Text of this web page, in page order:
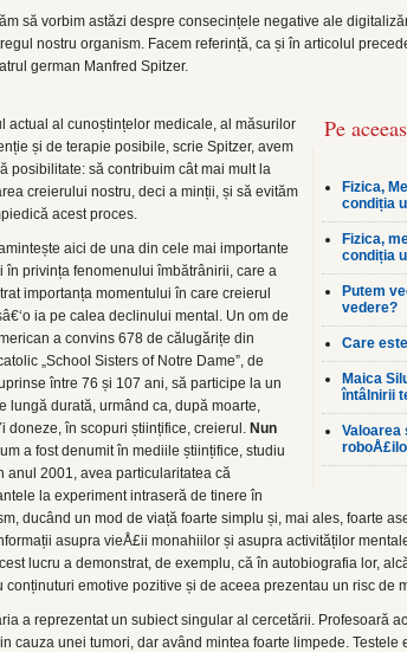
să vorbim astăzi despre consecințele negative ale
nostru organism. Facem referință, ca și în articolul
german Manfred Spitzer.
Pe
Fizica,
condiția
Fizica,
condiția
Putem
vedere?
Care
Maica
întâlnirii
Valoarea
actual al cunoștințelor medicale, al măsurilor
și de terapie posibile, scrie Spitzer, avem
posibilitate: să contribuim cât mai mult la
creierului nostru, deci a minții, și să evităm
acest proces.
aici de una din cele mai importante
în privința fenomenului îmbătrânirii, care a
importanța momentului în care creierul
ia pe calea declinului mental. Un om de
a convins 678 de călugărițe din
„School Sisters of Notre Dame”, de
între 76 și 107 ani, să participe la un
lungă durată, urmând ca, după moarte,
doneze, în scopuri științifice, creierul. Nun
a fost denumit în mediile științifice, studiu
anul 2001, avea particularitatea că
la experiment intraseră de tinere în
ducând un mod de viață foarte simplu și, mai ales, foarte
asupra vieÅ£ii monahiilor și asupra activităților
lucru a demonstrat, de exemplu, că în autobiografia lor,
conținuturi emotive pozitive și de aceea prezentau un risc de
a reprezentat un subiect singular al cercetării. Profesoară
cauza unei tumori, dar având mintea foarte limpede. Testele